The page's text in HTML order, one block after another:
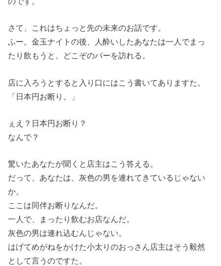
さて、これはちょっと先の未来のお話です。
ふー。金玉ナイトの後、人酔いしたあなたは一人でまっ
たり飲もうと、どこぞのバーを訪れる。
店に入ろうとすると入り口にはこう書いてありますた。
「日本円お断り。」
ぇえ？日本円お断り？
なんで？
驚いたあなたが聞くと店主はこう答える。
だって、あなたは、灰色の男を連れてきているじゃない
か。
ここは同伴お断りなんだ。
一人で、まったり飲むお店なんだ。
灰色の男は連れ込むんじゃない。
はげてめがねをかけた小太りのおっさん店主はそう毅然
として言うのですた。